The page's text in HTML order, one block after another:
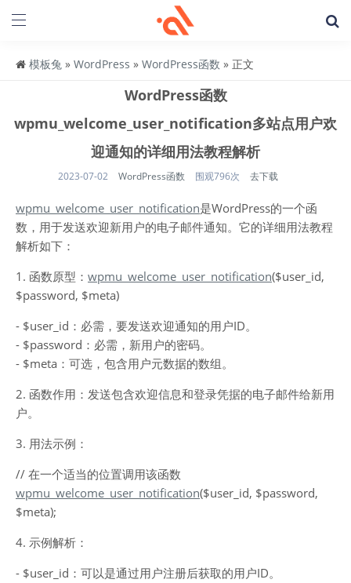
模板兔 » WordPress » WordPress函数 » 正文
WordPress函数
wpmu_welcome_user_notification多站点用户欢
迎通知的详细用法教程解析
2023-07-02 WordPress函数 围观796次 去下载
wpmu_welcome_user_notification是WordPress的一个函
数，用于发送欢迎新用户的电子邮件通知。它的详细用法教程
解析如下：
1. 函数原型： wpmu_welcome_user_notification($user_id,
$password, $meta)
- $user_id：必需，要发送欢迎通知的用户ID。
- $password：必需，新用户的密码。
- $meta：可选，包含用户元数据的数组。
2. 函数作用：发送包含欢迎信息和登录凭据的电子邮件给新用
户。
3. 用法示例：
// 在一个适当的位置调用该函数
wpmu_welcome_user_notification($user_id, $password,
$meta);
4. 示例解析：
- $user_id：可以是通过用户注册后获取的用户ID。